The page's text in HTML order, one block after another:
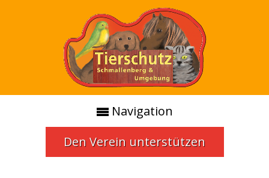
Navigation
Den Verein unterstützen